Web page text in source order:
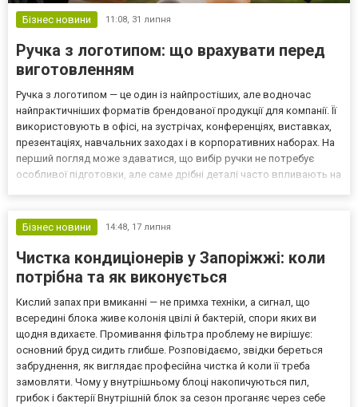
Бізнес новини 11:08, 31 липня
Ручка з логотипом: що врахувати перед
виготовленням
Ручка з логотипом — це один із найпростіших, але водночас
найпрактичніших форматів брендованої продукції для компанії. Її
використовують в офісі, на зустрічах, конференціях, виставках,
презентаціях, навчальних заходах і в корпоративних наборах. На
перший погляд може здаватися, що вибір ручки не потребує
особливої підготовки, але саме дрібні деталі часто впливають на
Бізнес новини
14:48, 17 липня
Чистка кондиціонерів у Запоріжжі: коли
потрібна та як виконується
Кислий запах при вмиканні — не примха техніки, а сигнал, що
всередині блока живе колонія цвілі й бактерій, спори яких ви
щодня вдихаєте. Промивання фільтра проблему не вирішує:
основний бруд сидить глибше. Розповідаємо, звідки береться
забруднення, як виглядає професійна чистка й коли її треба
замовляти. Чому у внутрішньому блоці накопичуються пил,
грибок і бактерії Внутрішній блок за сезон проганяє через себе